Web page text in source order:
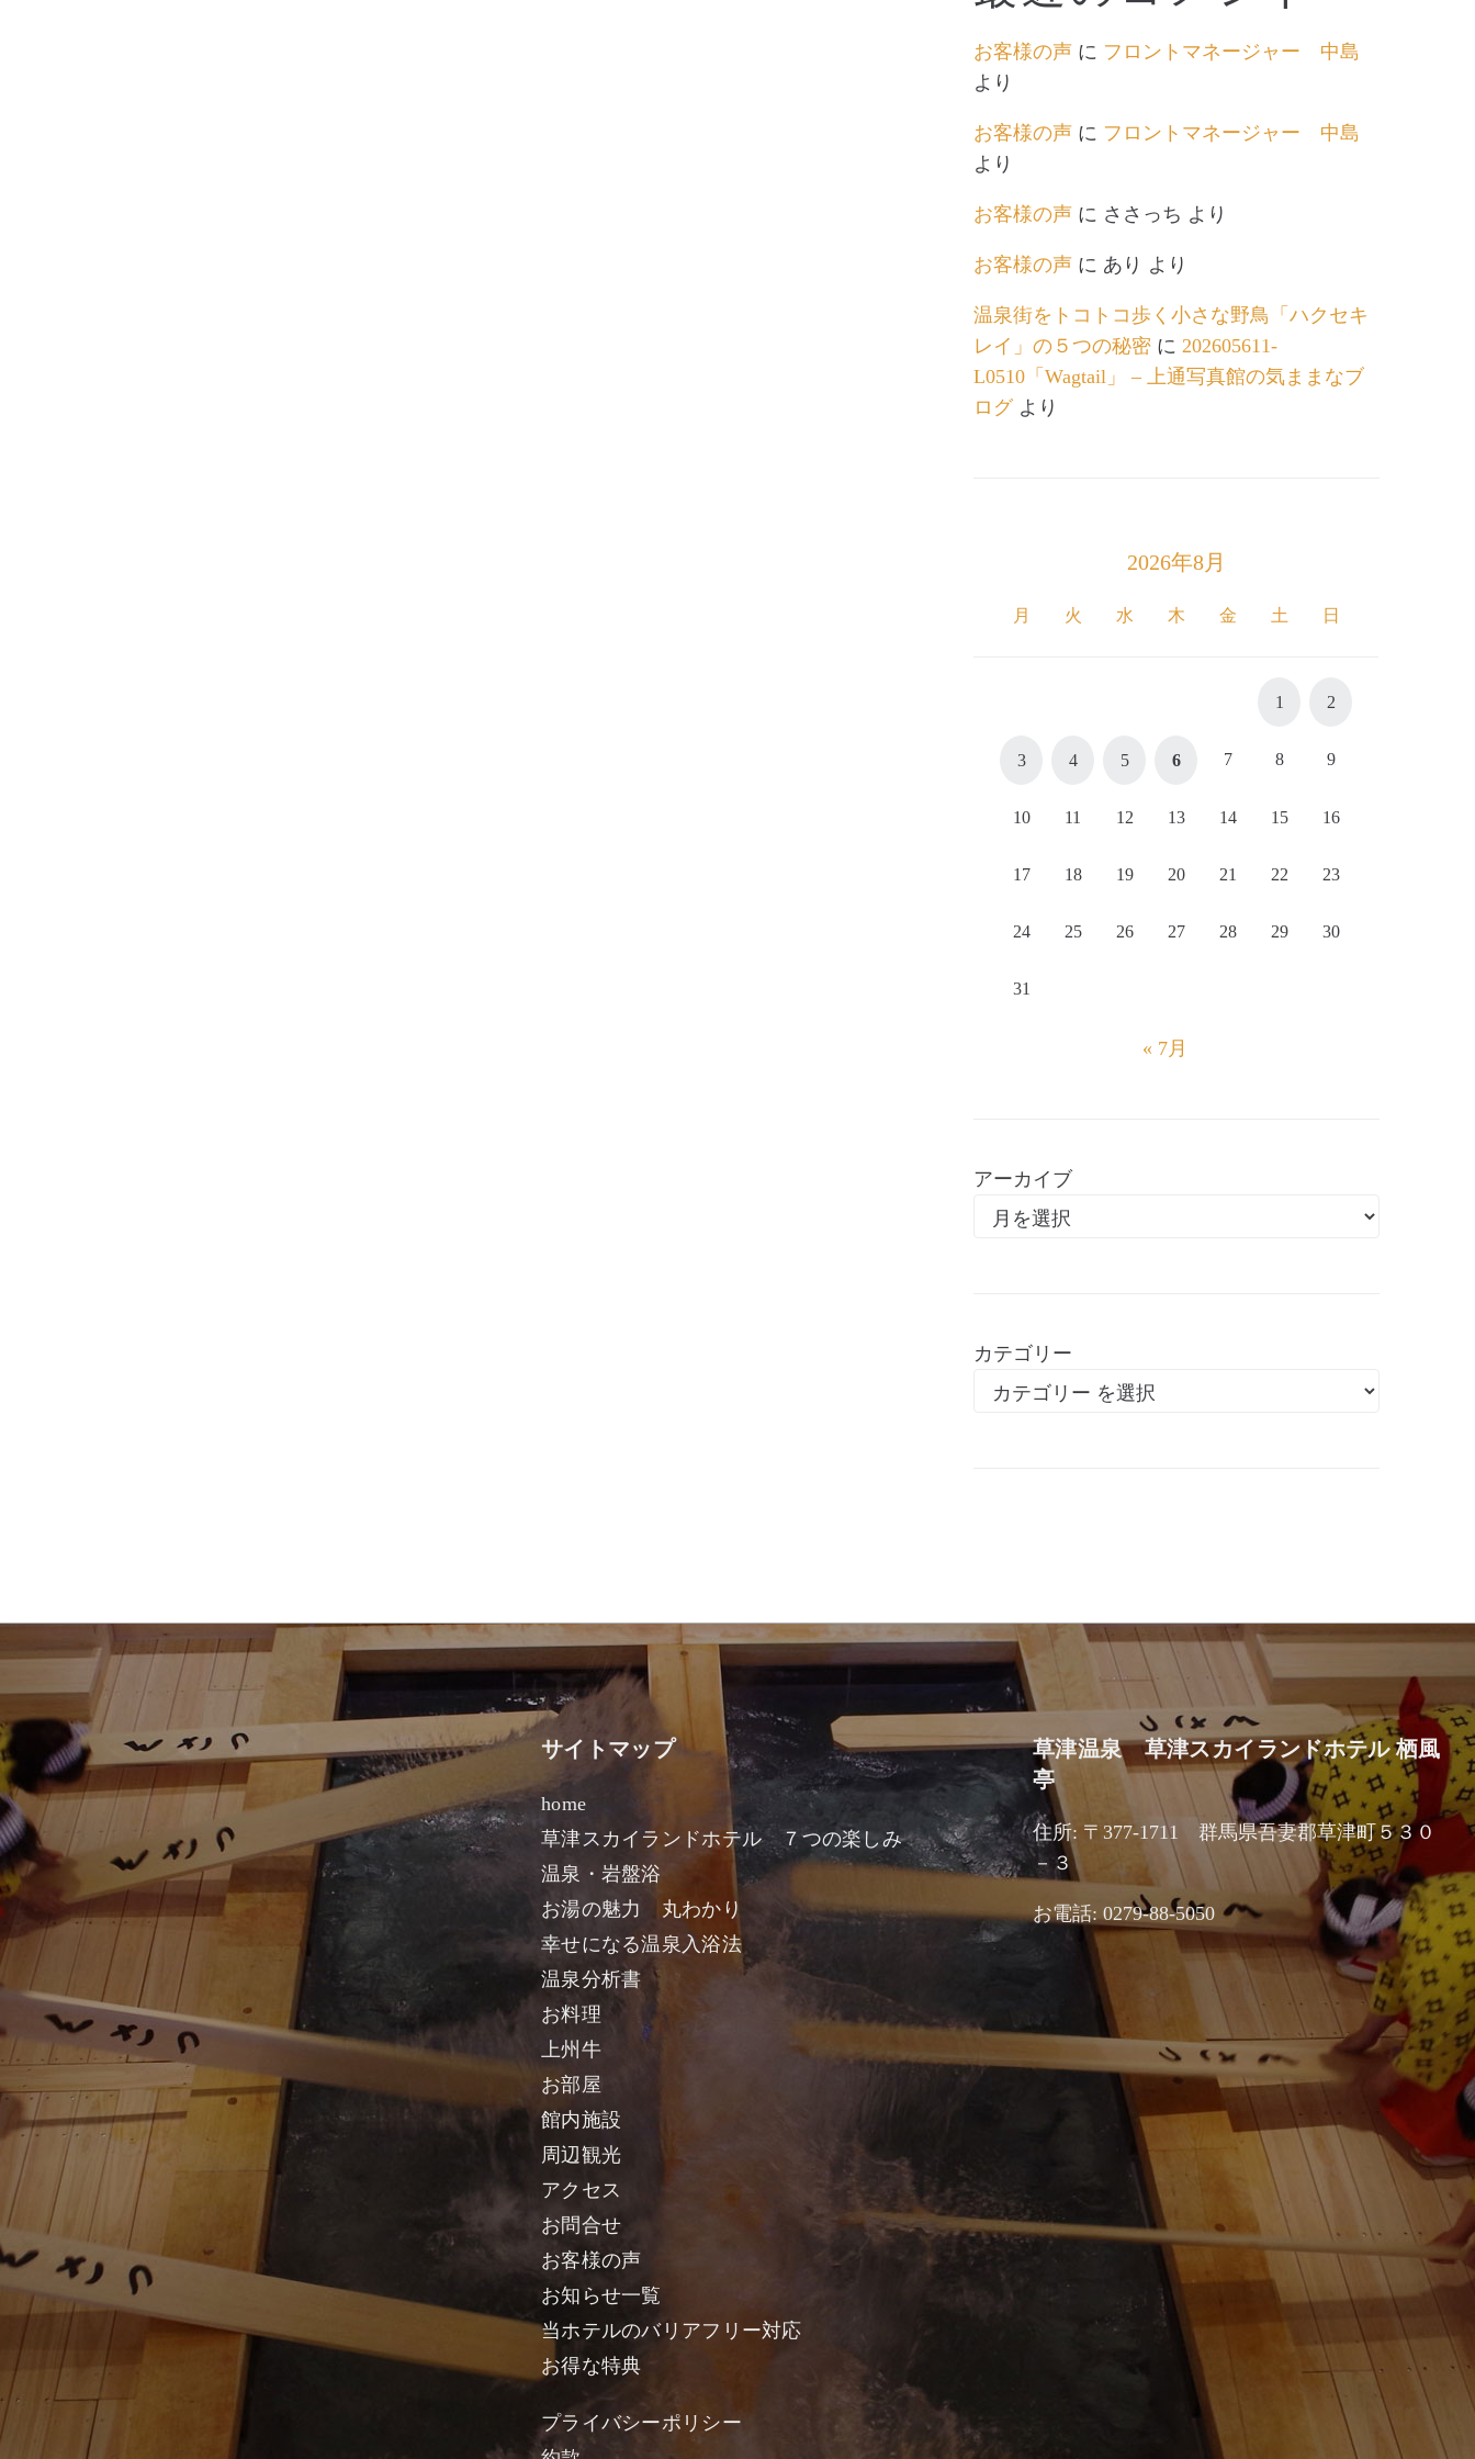
お客様の声 に フロントマネージャー 中島
より
お客様の声 に フロントマネージャー 中島
より
お客様の声 に ささっち より
お客様の声 に あり より
温泉街をトコトコ歩く小さな野鳥「ハクセキ
レイ」の５つの秘密 に 202605611-
L0510「Wagtail」 – 上通写真館の気ままなブ
ログより
2026年8月
月 火 水 木 金 土 日
1 2
3 4 5 6 7 8 9
10 11 12 13 14 15 16
17 18 19 20 21 22 23
24 25 26 27 28 29 30
31
« 7月
アーカイブ
カテゴリー
サイトマップ
home
草津スカイランドホテル ７つの楽しみ
温泉・岩盤浴
お湯の魅力 丸わかり
幸せになる温泉入浴法
温泉分析書
お料理
上州牛
お部屋
館内施設
周辺観光
アクセス
お問合せ
お客様の声
お知らせ一覧
当ホテルのバリアフリー対応
お得な特典
プライバシーポリシー
草津温泉 草津スカイランドホテル 栖風
亭
住所: 〒377-1711 群馬県吾妻郡草津町５３０
－３
お電話: 0279-88-5050